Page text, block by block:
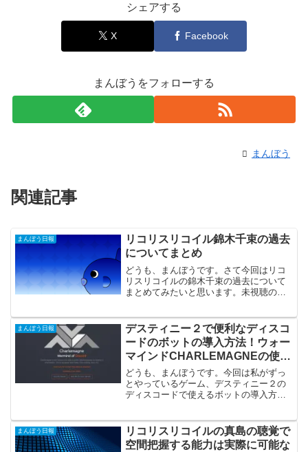
シェアする
X Facebook
まんぼうをフォローする
まんぼう
関連記事
まんぼう日報
リコリスリコイル錦木千束の過去
についてまとめ
どうも、まんぼうです。さて今回はリコ
リスリコイルの錦木千束の過去について
まとめてみたいと思います。未視聴の方
ださい。スポンサードリンク 錦木千束の
過去についてまとめいつか...
まんぼう日報
デスティニー２で便利なディスコ
ードのボットの導入方法！ウォー
マインドCHARLEMAGNEの使い
方についても
どうも、まんぼうです。今回は私がずっ
とやっているゲーム、デスティニー２の
ディスコードで使えるボットの導入方法
と戸惑うので順を追って導入方法を説明
していきたいと思います。...
まんぼう日報
リコリスリコイルの真島の聴覚で
空間把握する能力は実際に可能な